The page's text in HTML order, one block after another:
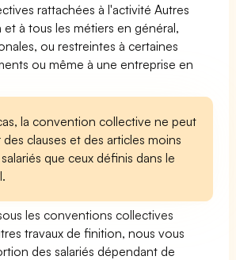
rattachées à l'activité Autres
à tous les métiers en général,
ou restreintes à certaines
ou même à une entreprise en
la convention collective ne peut
clauses et des articles moins
que ceux définis dans le
les conventions collectives
travaux de finition, nous vous
des salariés dépendant de